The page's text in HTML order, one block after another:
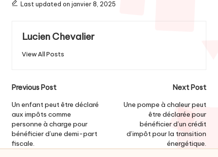
Last updated on janvier 8, 2025
Lucien Chevalier
View All Posts
Post
navigation
Previous Post
Un enfant peut être déclaré
aux impôts comme
personne à charge pour
bénéficier d’une demi-part
fiscale.
Next Post
Une pompe à chaleur peut
être déclarée pour
bénéficier d’un crédit
d’impôt pour la transition
énergétique.